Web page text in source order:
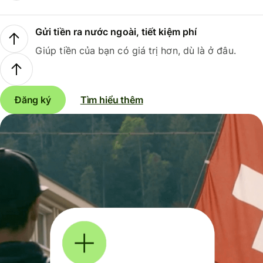
Gửi tiền ra nước ngoài, tiết kiệm phí
Giúp tiền của bạn có giá trị hơn, dù là ở đâu.
Đăng ký Tìm hiểu thêm